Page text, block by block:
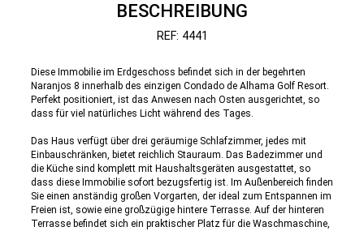
BESCHREIBUNG
REF: 4441
Diese Immobilie im Erdgeschoss befindet sich in der begehrten
Naranjos 8 innerhalb des einzigen Condado de Alhama Golf Resort.
Perfekt positioniert, ist das Anwesen nach Osten ausgerichtet, so
dass für viel natürliches Licht während des Tages.
Das Haus verfügt über drei geräumige Schlafzimmer, jedes mit
Einbauschränken, bietet reichlich Stauraum. Das Badezimmer und
die Küche sind komplett mit Haushaltsgeräten ausgestattet, so
dass diese Immobilie sofort bezugsfertig ist. Im Außenbereich finden
Sie einen anständig großen Vorgarten, der ideal zum Entspannen im
Freien ist, sowie eine großzügige hintere Terrasse. Auf der hinteren
Terrasse befindet sich ein praktischer Platz für die Waschmaschine,